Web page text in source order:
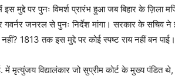
मुद्दे पर पुनः विमर्श प्रारंभ हुआ जब बिहार के
जनरल से पुनः निर्देश मांगा। सरकार के सचिव ने
1813 तक इस मुद्दे पर कोई स्पष्ट राय नहीं बन पाई।
में मृत्युंजय विद्यालंकार जो सुप्रीम कोर्ट के मुख्य पंडित